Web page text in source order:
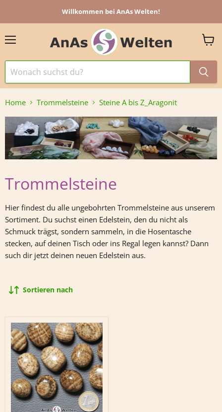
Willkommen bei AnAs Welten!
Home Trommelsteine Steine A bis Z_Aragonit
Trommelsteine
Hier findest du alle ungebohrten Trommelsteine aus unserem
Sortiment. Du suchst einen Edelstein, den du nicht als
Schmuck trägst, sondern sammeln, in die Hosentasche
stecken, auf deinen Tisch oder ins Regal legen kannst? Dann
such dir jetzt deinen neuen Edelstein aus.
Sortieren nach